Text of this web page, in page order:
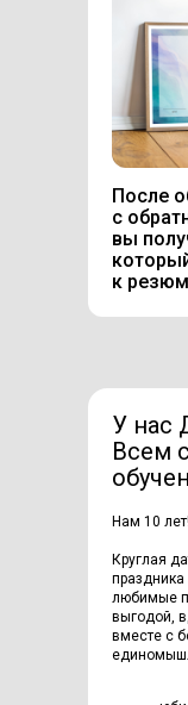
После
с
вы
к
Нам 10
Круглая
любимые
выгодой,
вместе с
У нас
Всем